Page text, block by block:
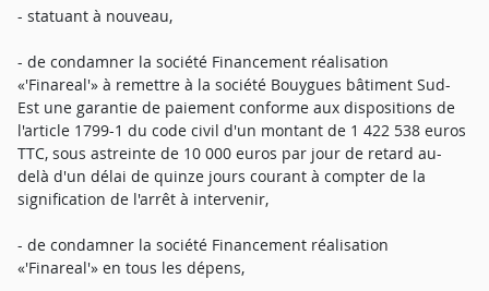
- statuant à nouveau,
- de condamner la société Financement réalisation
«'Finareal'» à remettre à la société Bouygues bâtiment Sud-
Est une garantie de paiement conforme aux dispositions de
l'article 1799-1 du code civil d'un montant de 1 422 538 euros
TTC, sous astreinte de 10 000 euros par jour de retard au-
delà d'un délai de quinze jours courant à compter de la
signification de l'arrêt à intervenir,
- de condamner la société Financement réalisation
«'Finareal'» en tous les dépens,